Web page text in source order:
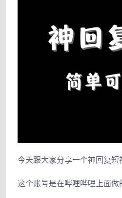
今天跟大家分享一个神回复短
这个账号是在哔哩哔哩上面做